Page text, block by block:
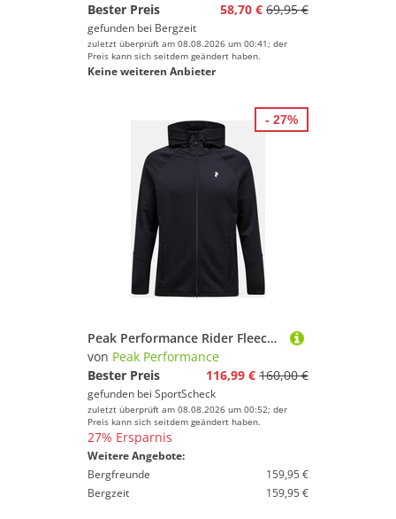
Bester Preis
58,70 € 69,95 €
gefunden bei Bergzeit
zuletzt überprüft am 08.08.2026 um 00:41; der
Preis kann sich seitdem geändert haben.
Keine weiteren Anbieter
Peak Performance Rider Fleecejacke Herren
von Peak Performance
Bester Preis
116,99 € 160,00 €
gefunden bei SportScheck
zuletzt überprüft am 08.08.2026 um 00:52; der
Preis kann sich seitdem geändert haben.
27% Ersparnis
Weitere Angebote:
Bergfreunde
159,95 €
Bergzeit
159,95 €
- 27%